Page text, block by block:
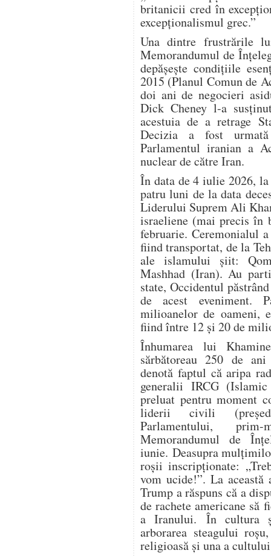
britanicii cred în
excepționalismul grec.”
Una dintre frustrările
Memorandumul de
depășește condițiile
2015 (Planul Comun de
doi ani de negocieri
Dick Cheney l-a
acestuia de a retrage
Decizia a fost
Parlamentul iranian a
nuclear de către Iran.
În data de 4 iulie 2026,
patru luni de la data
Liderului Suprem Ali
israeliene (mai precis în
februarie. Ceremonialul
fiind transportat, de la
ale islamului șiit:
Mashhad (Iran). Au
state, Occidentul
de acest eveniment.
milioanelor de oameni,
fiind între 12 și 20 de
Înhumarea lui
sărbătoreau 250 de
denotă faptul că aripa
generalii IRCG
preluat pentru moment
liderii civili
Parlamentului,
Memorandumul de
iunie. Deasupra
roșii inscripționate:
vom ucide!”. La această
Trump a răspuns că a
de rachete americane să
a Iranului. În cultura
arborarea steagului
religioasă și una a